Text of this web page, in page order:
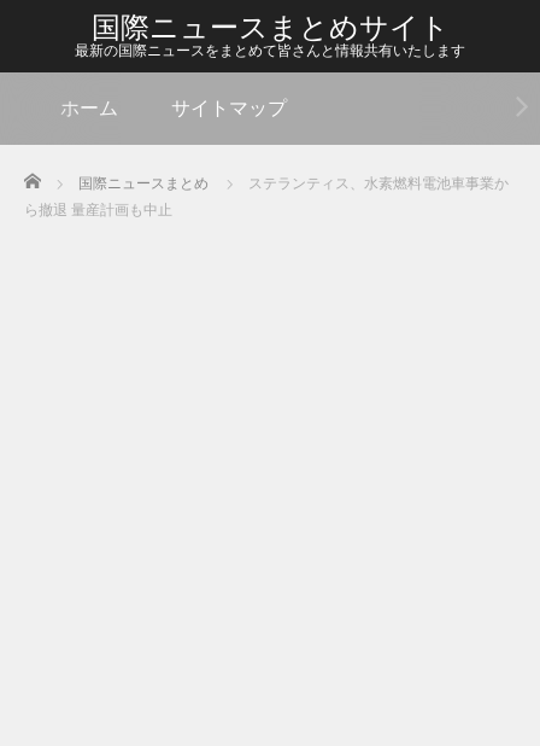
国際ニュースまとめサイト
最新の国際ニュースをまとめて皆さんと情報共有いたします
ホーム サイトマップ
Home 国際ニュースまとめ
ステランティス、水素燃料電池車事業か
ら撤退 量産計画も中止